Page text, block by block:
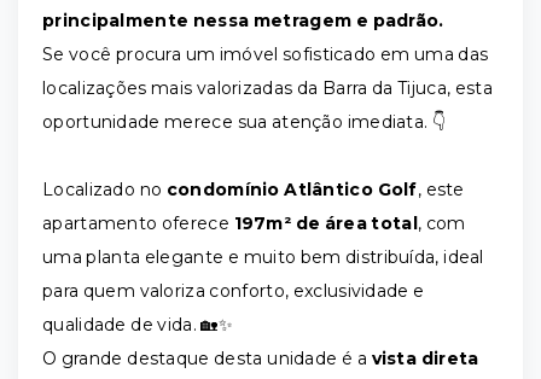
principalmente nessa metragem e padrão.
Se você procura um imóvel sofisticado em uma das
localizações mais valorizadas da Barra da Tijuca, esta
oportunidade merece sua atenção imediata. 👇
Localizado no condomínio Atlântico Golf, este
apartamento oferece 197m² de área total, com
uma planta elegante e muito bem distribuída, ideal
para quem valoriza conforto, exclusividade e
qualidade de vida. 🏡✨
O grande destaque desta unidade é a vista direta